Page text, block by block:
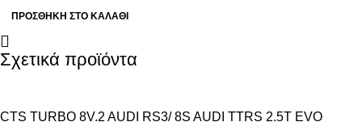
ΠΡΟΣΘΉΚΗ ΣΤΟ ΚΑΛΆΘΙ
Σχετικά προϊόντα
CTS TURBO 8V.2 AUDI RS3/ 8S AUDI TTRS 2.5T EVO